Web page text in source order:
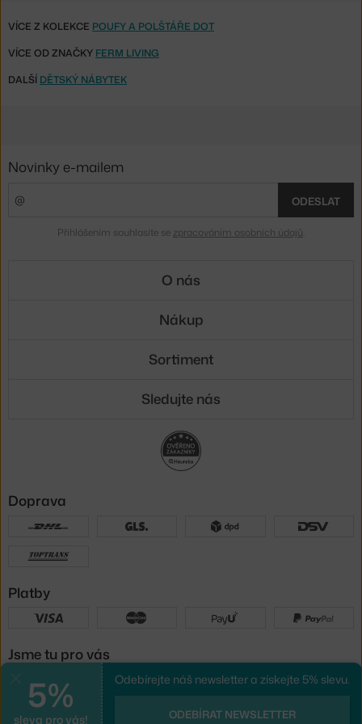
VÍCE Z KOLEKCE POUFY A POLŠTÁŘE DOT
VÍCE OD ZNAČKY FERM LIVING
DALŠÍ DĚTSKÝ NÁBYTEK
5%
sleva pro vás!
Odebírejte náš newsletter a získejte 5% slevu.
ODEBÍRAT NEWSLETTER
Novinky e-mailem
ODESLAT
Přihlášením souhlasíte se zpracováním osobních údajů
O nás
Nákup
Sortiment
Sledujte nás
Doprava
Platby
Jsme tu pro vás
e-shop na míruod